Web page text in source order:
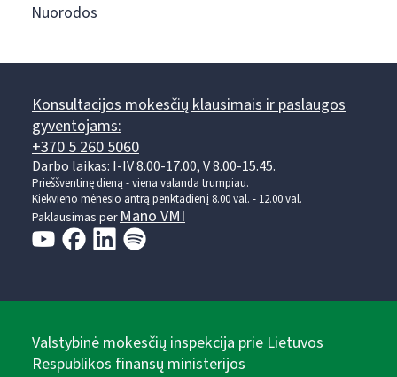
Nuorodos
Konsultacijos mokesčių klausimais ir paslaugos
gyventojams:
+370 5 260 5060
Darbo laikas: I-IV 8.00-17.00, V 8.00-15.45.
Prieššventinę dieną - viena valanda trumpiau.
Kiekvieno mėnesio antrą penktadienį 8.00 val. - 12.00 val.
Paklausimas per Mano VMI
Valstybinė mokesčių inspekcija prie Lietuvos
Respublikos finansų ministerijos